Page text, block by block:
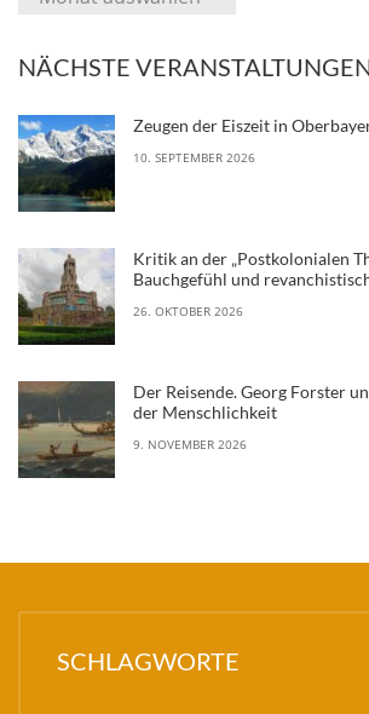
NÄCHSTE
Zeugen der Eiszeit in
10. SEPTEMBER 2026
Kritik an der „Postkolonialen
Bauchgefühl und
26. OKTOBER 2026
Der Reisende. Georg Forster
der Menschlichkeit
9. NOVEMBER 2026
SCHLAGWORTE